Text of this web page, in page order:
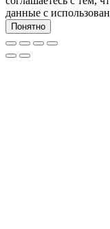
данные с
Понятно